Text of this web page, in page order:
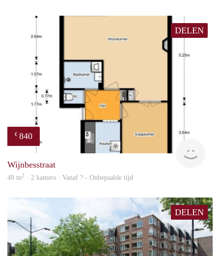
DELEN
€ 840
Wijnbesstraat
49 m2 · 2 kamers · Vanaf ? - Onbepaalde tijd
DELEN